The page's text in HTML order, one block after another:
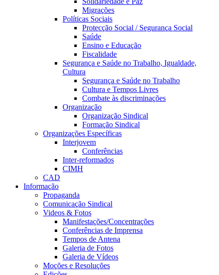
Migrações
Políticas Sociais
Protecção Social / Segurança Social
Saúde
Ensino e Educação
Fiscalidade
Segurança e Saúde no Trabalho, Igualdade,
Cultura
Segurança e Saúde no Trabalho
Cultura e Tempos Livres
Combate às discriminações
Organização
Organização Sindical
Formação Sindical
Organizações Específicas
Interjovem
Conferências
Inter-reformados
CIMH
CAD
Informação
Propaganda
Comunicação Sindical
Videos & Fotos
Manifestações/Concentrações
Conferências de Imprensa
Tempos de Antena
Galeria de Fotos
Galeria de Vídeos
Moções e Resoluções